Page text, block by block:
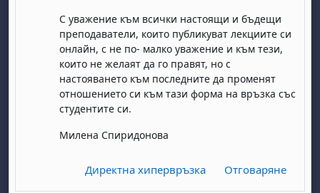
С уважение към всички настоящи и бъдещи
преподаватели, които публикуват лекциите си
онлайн, с не по- малко уважение и към тези,
които не желаят да го правят, но с
настояването към последните да променят
отношението си към тази форма на връзка със
студентите си.
Милена Спиридонова
Директна хипервръзка Отговаряне
1 август
неделя, 2 август
8 август
неделя, 9 август
15 август
неделя, 16 август